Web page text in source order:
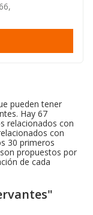
pueden tener
Hay 67
relacionados con
con
30 primeros
propuestos por
de cada